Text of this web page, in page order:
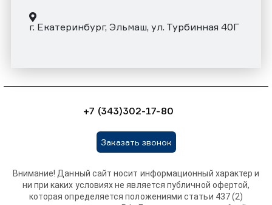
г. Екатеринбург, Эльмаш, ул. Турбинная 40Г
+7 (343)302-17-80
Заказать звонок
Внимание! Данный сайт носит информационный характер и
ни при каких условиях не является публичной офертой,
которая определяется положениями статьи 437 (2)